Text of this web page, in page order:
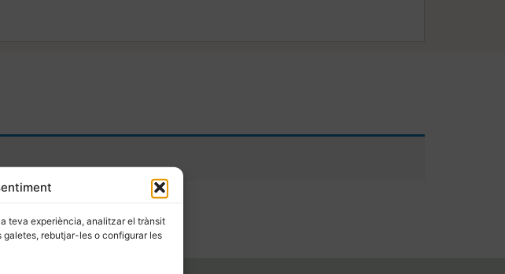
teva experiència, analitzar el trànsit
rebutjar-les o configurar les